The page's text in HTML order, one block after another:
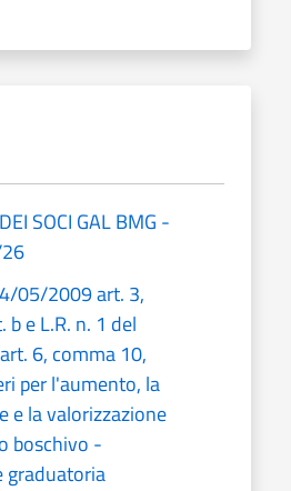
SOCI GAL BMG -
05/2009 art. 3,
e L.R. n. 1 del
6, comma 10,
per l'aumento, la
e la valorizzazione
boschivo -
graduatoria